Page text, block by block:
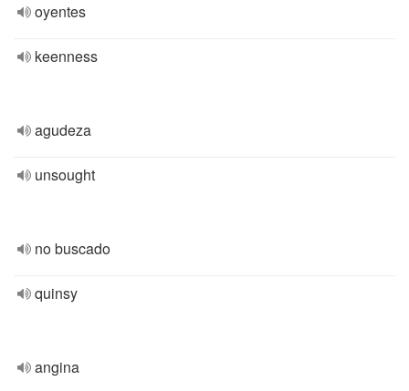
oyentes
keenness
agudeza
unsought
no buscado
quinsy
angina